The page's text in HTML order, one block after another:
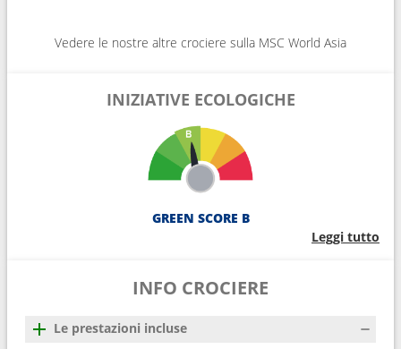
Vedere le nostre altre crociere sulla MSC World Asia
INIZIATIVE ECOLOGICHE
GREEN SCORE B
Leggi tutto
INFO CROCIERE
Le prestazioni incluse